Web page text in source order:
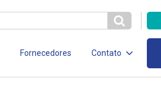
Fornecedores Contato